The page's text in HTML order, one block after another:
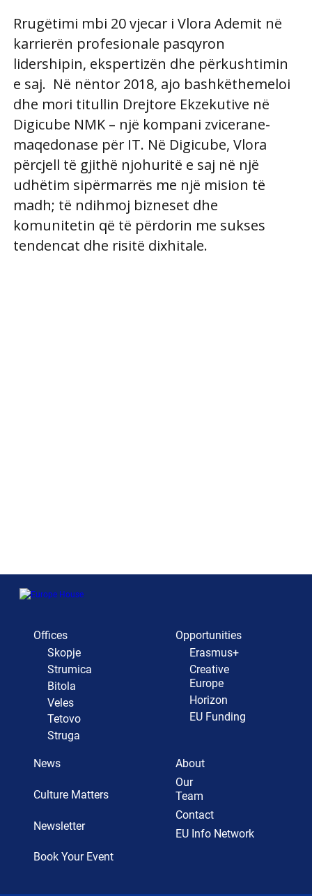
Rrugëtimi mbi 20 vjecar i Vlora Ademit në
karrierën profesionale pasqyron
lidershipin, ekspertizën dhe përkushtimin
e saj. Në nëntor 2018, ajo bashkëthemeloi
dhe mori titullin Drejtore Ekzekutive në
Digicube NMK – një kompani zvicerane-
maqedonase për IT. Në Digicube, Vlora
përcjell të gjithë njohuritë e saj në një
udhëtim sipërmarrës me një mision të
madh; të ndihmoj bizneset dhe
komunitetin që të përdorin me sukses
tendencat dhe risitë dixhitale.
Offices
Skopje
Strumica
Bitola
Veles
Tetovo
Struga
Opportunities
Erasmus+
Creative
Europe
Horizon
EU Funding
News
Culture Matters
Newsletter
Book Your Event
About
Our
Team
Contact
EU Info Network